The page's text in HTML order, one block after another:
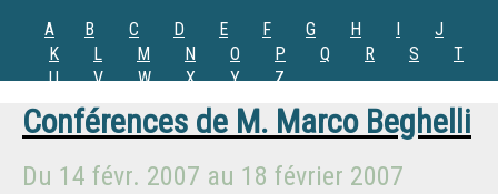
A B C D E F G H I
J
K
L M N O P Q R S
T
U
V W X Y Z
Conférences de M. Marco Beghelli
Du 14 févr. 2007 au 18 février 2007